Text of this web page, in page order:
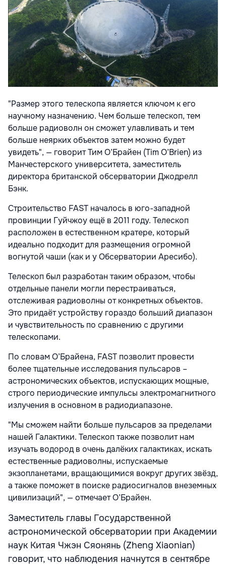
"Размер этого телескопа является ключом к его
научному назначению. Чем больше телескоп, тем
больше радиоволн он сможет улавливать и тем
больше неярких объектов затем можно будет
увидеть", — говорит Тим О’Брайен (Tim O’Brien) из
Манчестерского университета, заместитель
директора британской обсерватории Джодрелл
Бэнк.
Строительство FAST началось в юго-западной
провинции Гуйчжоу ещё в 2011 году. Телескоп
расположен в естественном кратере, который
идеально подходит для размещения огромной
вогнутой чаши (как и у Обсерватории Аресибо).
Телескоп был разработан таким образом, чтобы
отдельные панели могли перестраиваться,
отслеживая радиоволны от конкретных объектов.
Это придаёт устройству гораздо больший диапазон
и чувствительность по сравнению с другими
телескопами.
По словам О’Брайена, FAST позволит провести
более тщательные исследования пульсаров –
астрономических объектов, испускающих мощные,
строго периодические импульсы электромагнитного
излучения в основном в радиодиапазоне.
"Мы сможем найти больше пульсаров за пределами
нашей Галактики. Телескоп также позволит нам
изучать водород в очень далёких галактиках, искать
естественные радиоволны, испускаемые
экзопланетами, вращающимися вокруг других звёзд,
а также поможет в поиске радиосигналов внеземных
цивилизаций", — отмечает О’Брайен.
Заместитель главы Государственной
астрономической обсерватории при Академии
наук Китая Чжэн Сяонянь (Zheng Xiaonian)
говорит, что наблюдения начнутся в сентябре